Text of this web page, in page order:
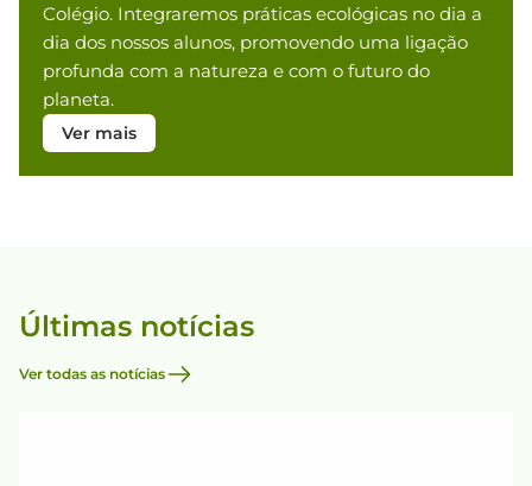
Colégio. Integraremos práticas ecológicas no dia a
dia dos nossos alunos, promovendo uma ligação
profunda com a natureza e com o futuro do
planeta.
Ver mais
Últimas notícias
Ver todas as notícias